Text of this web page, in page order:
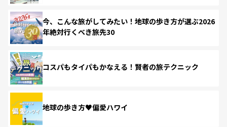
今、こんな旅がしてみたい！地球の歩き方が選ぶ2026
年絶対行くべき旅先30
コスパもタイパもかなえる！賢者の旅テクニック
地球の歩き方♥偏愛ハワイ